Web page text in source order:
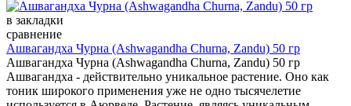
в закладки
сравнение
Ашвагандха Чурна (Ashwagandha Churna, Zandu) 50 гр
Ашвагандха Чурна (Ashwagandha Churna, Zandu) 50 гр
Ашвагандха - действительно уникальное растение. Оно как
тоник широкого применения уже не одно тысячелетие